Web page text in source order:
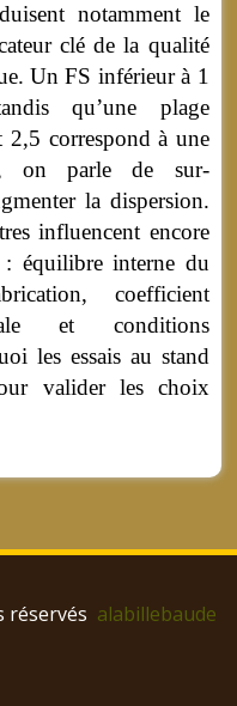
notamment le
clé de la qualité
Un FS inférieur à 1
qu’une plage
2,5 correspond à une
on parle de sur-
la dispersion.
influencent encore
équilibre interne du
coefficient
et conditions
les essais au stand
valider les choix
réservés alabillebaude